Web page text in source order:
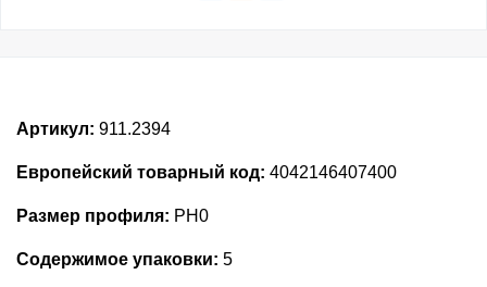
Артикул: 911.2394
Европейский товарный код: 4042146407400
Размер профиля: PH0
Содержимое упаковки: 5